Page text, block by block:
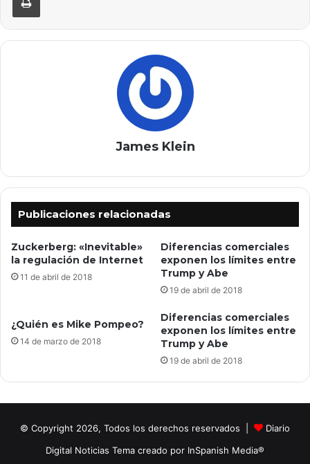
James Klein
Publicaciones relacionadas
Zuckerberg: «Inevitable»
la regulación de Internet
11 de abril de 2018
Diferencias comerciales
exponen los límites entre
Trump y Abe
19 de abril de 2018
¿Quién es Mike Pompeo?
14 de marzo de 2018
Diferencias comerciales
exponen los límites entre
Trump y Abe
19 de abril de 2018
© Copyright 2026, Todos los derechos reservados |
Diario
Digital Noticias Tema creado por InSpanish Media®